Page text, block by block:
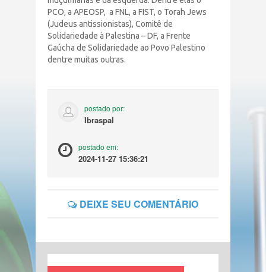
PCO, a APEOSP, a FNL, a FIST, o Torah Jews
(Judeus antissionistas), Comitê de
Solidariedade à Palestina – DF, a Frente
Gaúcha de Solidariedade ao Povo Palestino
dentre muitas outras.
postado por:
Ibraspal
postado em:
2024-11-27 15:36:21
DEIXE SEU COMENTÁRIO